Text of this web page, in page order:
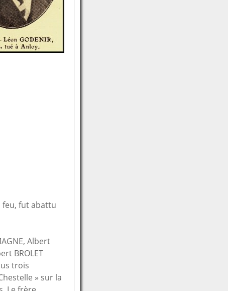
feu, fut abattu
Albert
BROLET
trois
» sur la